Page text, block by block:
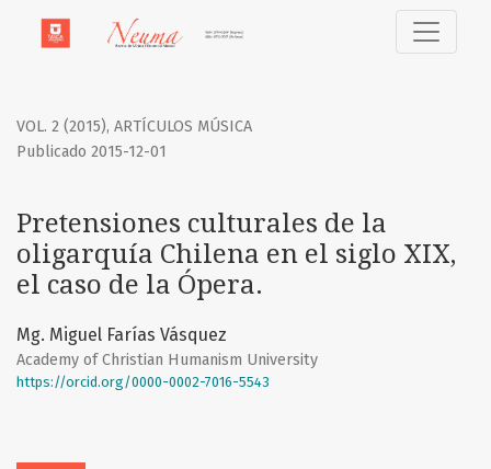
Pretensiones culturales de la oligarquía Chilena en el siglo
VOL. 2 (2015), ARTÍCULOS MÚSICA
Pretensiones culturales de la
oligarquía Chilena en el siglo XIX,
el caso de la Ópera.
Publicado 2015-12-01
Mg. Miguel Farías Vásquez
Academy of Christian Humanism University
https://orcid.org/0000-0002-7016-5543